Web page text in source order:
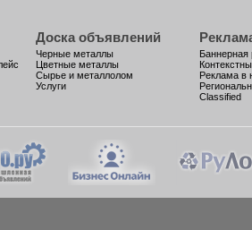
Доска объявлений
Черные металлы
Цветные металлы
Сырье и металлолом
Услуги
Баннерная
Реклама в
Classified